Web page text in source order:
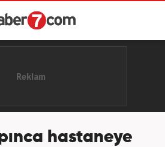
hastaneye